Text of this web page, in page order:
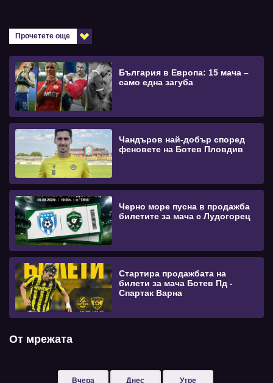
Прочетете още
България в Европа: 15 мача –
само една загуба
Чандъров най-добър според
феновете на Ботев Пловдив
Черно море пусна в продажба
билетите за мача с Лудогорец
Стартира продажбата на
билети за мача Ботев Пд -
Спартак Варна
От мрежата
Вчера Днес Утре